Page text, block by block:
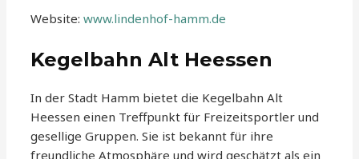
Website:www.lindenhof-hamm.de
Kegelbahn Alt Heessen
In der Stadt Hamm bietet die Kegelbahn Alt
Heessen einen Treffpunkt für Freizeitsportler und
gesellige Gruppen. Sie ist bekannt für ihre
freundliche Atmosphäre und wird geschätzt als ein